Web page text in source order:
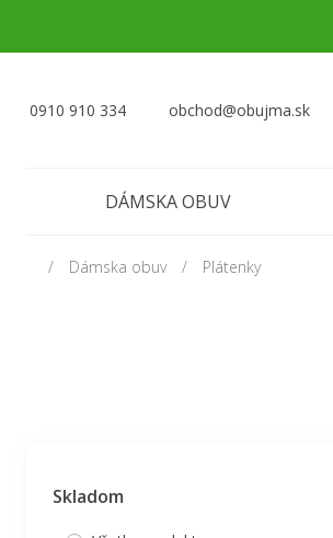
0910 910 334 obchod@obujma.sk
DÁMSKA OBUV
Dámska obuv Plátenky
Skladom